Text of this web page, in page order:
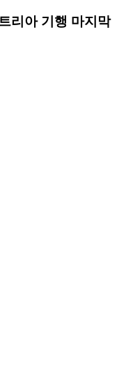
리아 기행 마지막